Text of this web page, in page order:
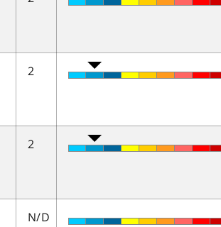
2
2
N/D